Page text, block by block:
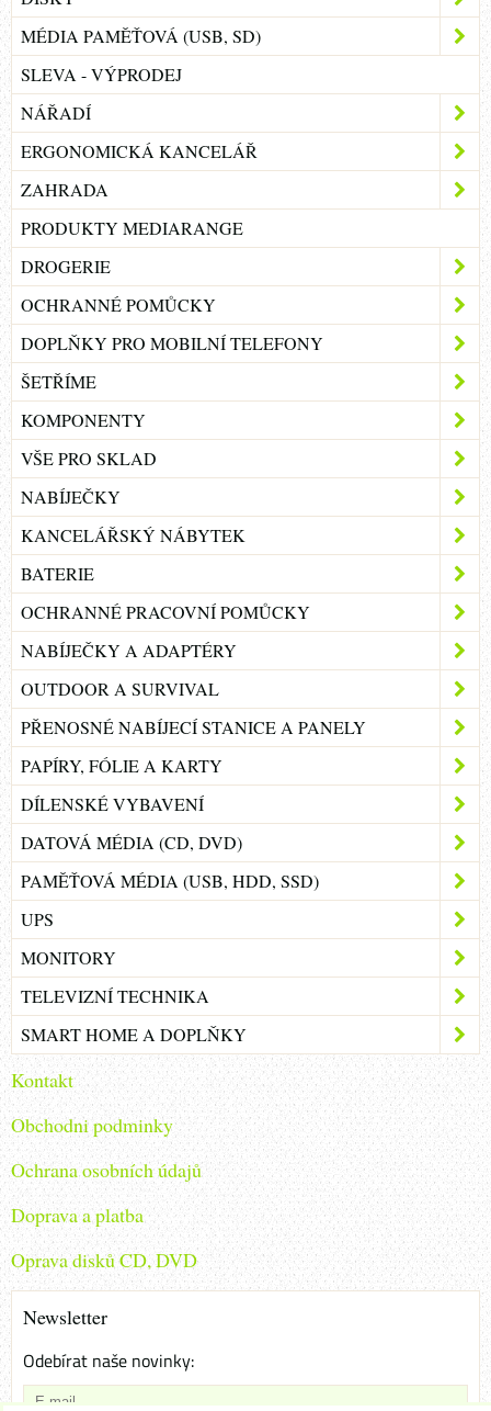
MÉDIA PAMĚŤOVÁ (USB, SD)
SLEVA - VÝPRODEJ
NÁŘADÍ
ERGONOMICKÁ KANCELÁŘ
ZAHRADA
PRODUKTY MEDIARANGE
DROGERIE
OCHRANNÉ POMŮCKY
DOPLŇKY PRO MOBILNÍ TELEFONY
ŠETŘÍME
KOMPONENTY
VŠE PRO SKLAD
NABÍJEČKY
KANCELÁŘSKÝ NÁBYTEK
BATERIE
OCHRANNÉ PRACOVNÍ POMŮCKY
NABÍJEČKY A ADAPTÉRY
OUTDOOR A SURVIVAL
PŘENOSNÉ NABÍJECÍ STANICE A PANELY
PAPÍRY, FÓLIE A KARTY
DÍLENSKÉ VYBAVENÍ
DATOVÁ MÉDIA (CD, DVD)
PAMĚŤOVÁ MÉDIA (USB, HDD, SSD)
UPS
MONITORY
TELEVIZNÍ TECHNIKA
SMART HOME A DOPLŇKY
Kontakt
Obchodni podminky
Ochrana osobních údajů
Doprava a platba
Oprava disků CD, DVD
Newsletter
Odebírat naše novinky: